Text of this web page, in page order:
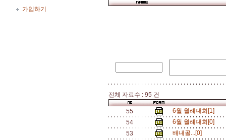
가입하기
전체 자료수 : 95 건
55
6월 월례대회[1]
54
6월 월례대회[0]
53
배내골...[0]